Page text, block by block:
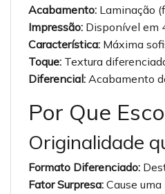
Acabamento: Laminação
Impressão: Disponível em
Característica: Máxima
Toque: Textura
Diferencial: Acabamento
Por Que
Originalidade
Formato Diferenciado:
Fator Surpresa: Cause